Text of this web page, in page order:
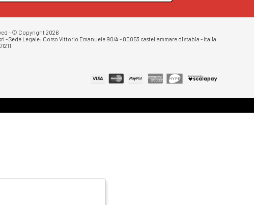
- © Copyright 2026
- Sede Legale: Corso Vittorio Emanuele 90/A - 80053 castellammare di stabia - Italia